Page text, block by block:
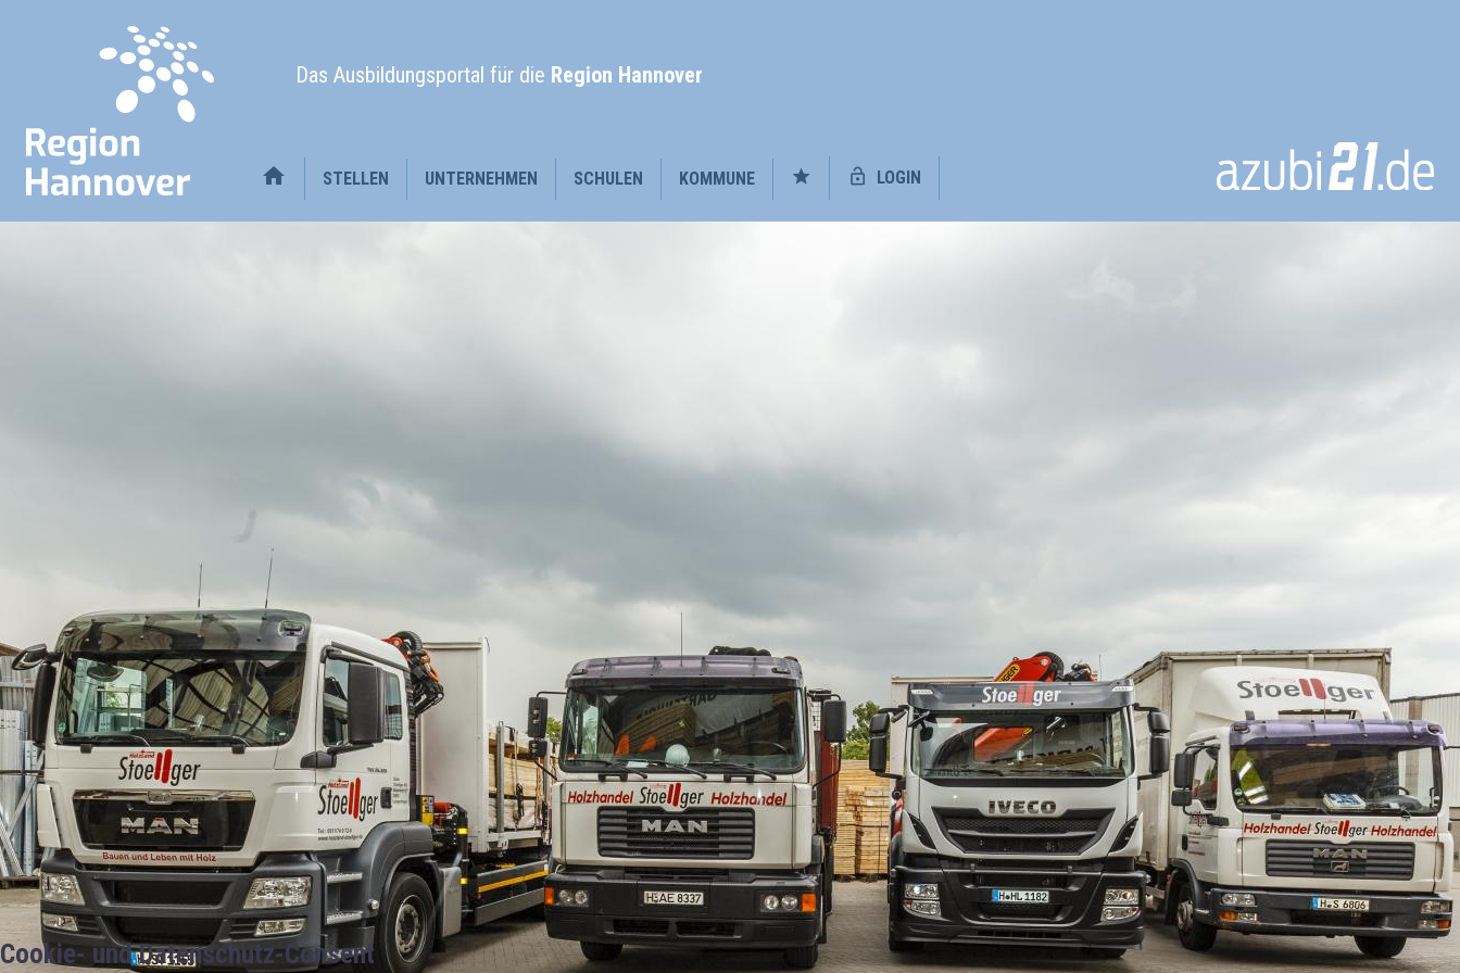
Cookie- und Datenschutz-Consent
Das Ausbildungsportal für die Region Hannover
STELLEN UNTERNEHMEN SCHULEN KOMMUNE LOGIN